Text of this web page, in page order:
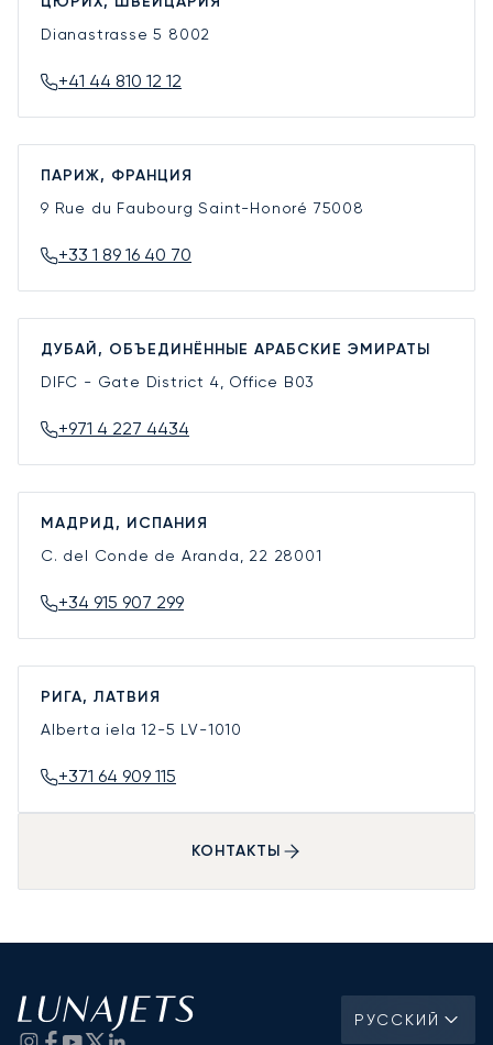
Dianastrasse 5 8002
+41 44 810 12 12
ПАРИЖ, ФРАНЦИЯ
9 Rue du Faubourg Saint-Honoré 75008
+33 1 89 16 40 70
ДУБАЙ, ОБЪЕДИНЁННЫЕ АРАБСКИЕ ЭМИРАТЫ
DIFC - Gate District 4, Office B03
+971 4 227 4434
МАДРИД, ИСПАНИЯ
C. del Conde de Aranda, 22 28001
+34 915 907 299
РИГА, ЛАТВИЯ
Alberta iela 12-5 LV-1010
+371 64 909 115
КОНТАКТЫ
РУССКИЙ